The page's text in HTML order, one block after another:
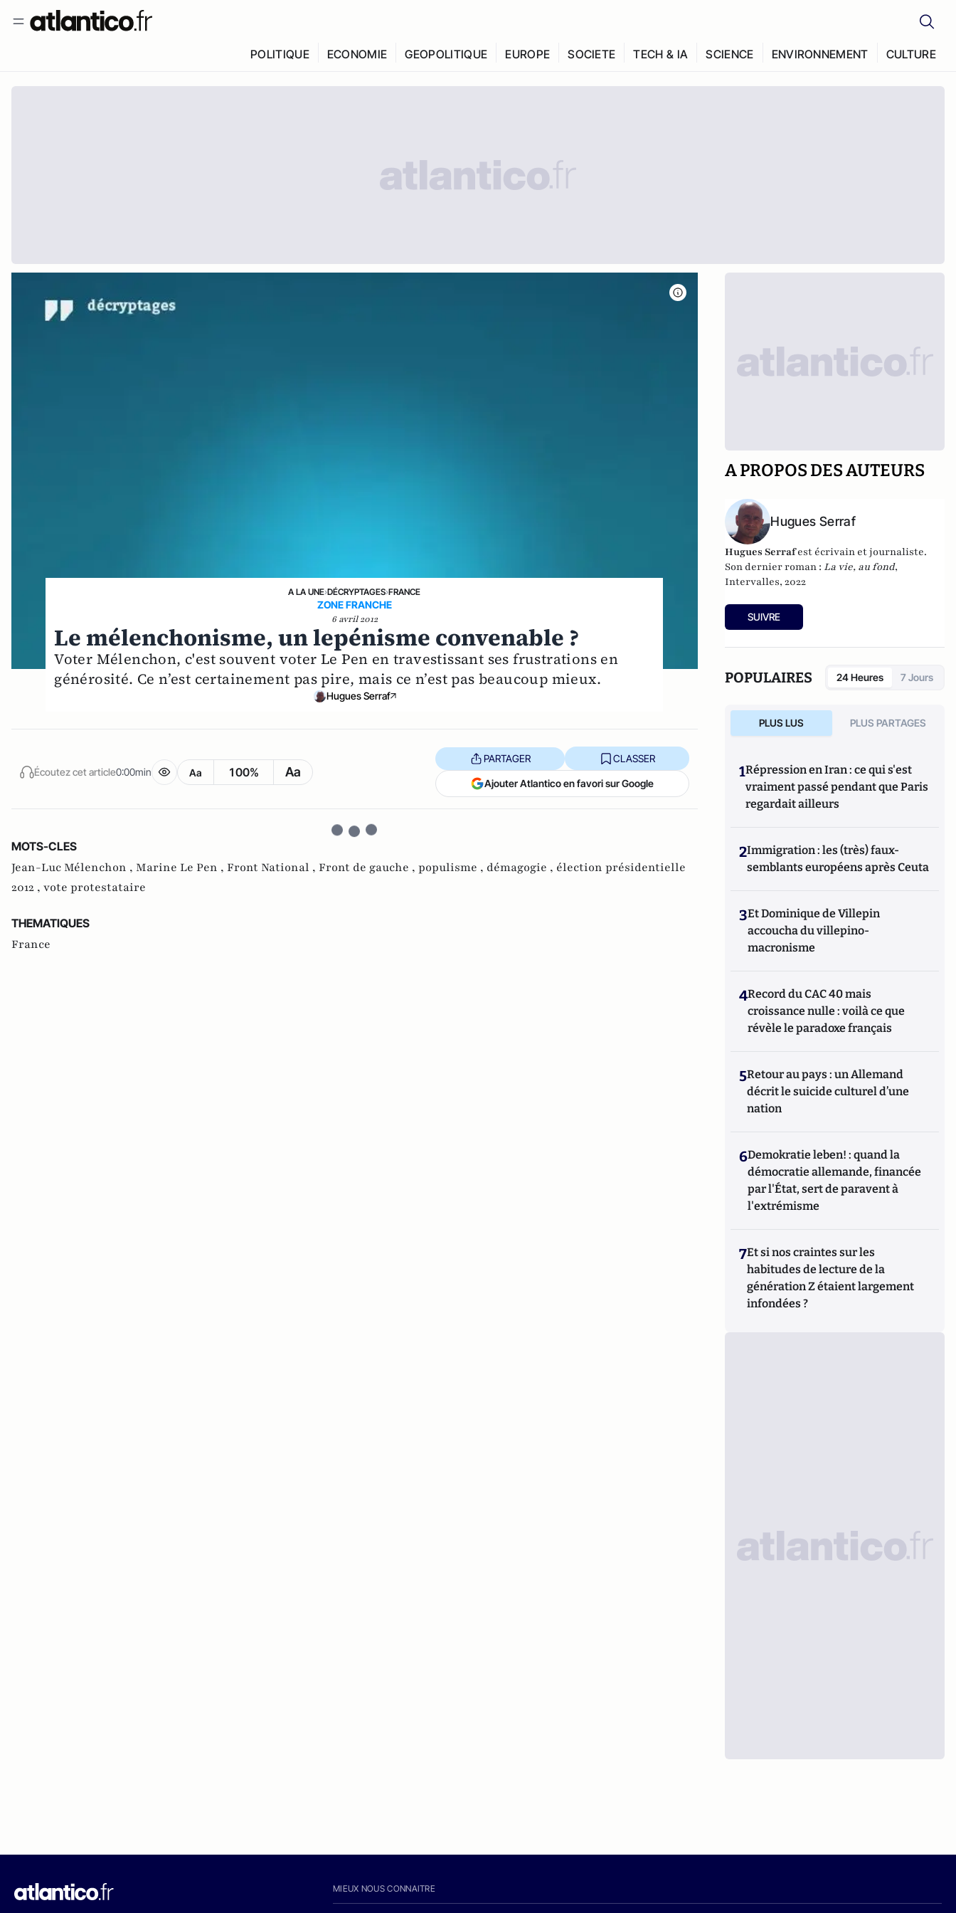
POLITIQUE ECONOMIE GEOPOLITIQUE EUROPE SOCIETE TECH & IA SCIENCE ENVIRONNEMENT CULTURE
A LA UNE›DÉCRYPTAGES›FRANCE
ZONE FRANCHE
6 avril 2012
Le mélenchonisme, un lepénisme convenable ?
Voter Mélenchon, c'est souvent voter Le Pen en travestissant ses frustrations en
générosité. Ce n’est certainement pas pire, mais ce n’est pas beaucoup mieux.
Hugues Serraf
Écoutez cet article0:00min Aa 100% Aa
PARTAGER CLASSER
Ajouter Atlantico en favori sur Google
MOTS-CLES
Jean-Luc Mélenchon , Marine Le Pen , Front National , Front de gauche , populisme , démagogie , élection présidentielle
2012 , vote protestataire
THEMATIQUES
France
A PROPOS DES AUTEURS
Hugues Serraf
Hugues Serrafest écrivain et journaliste.
Son dernier roman : La vie, au fond,
Intervalles, 2022
SUIVRE
POPULAIRES 24 Heures 7 Jours
PLUS LUS PLUS PARTAGES
1Répression en Iran : ce qui s'est
vraiment passé pendant que Paris
regardait ailleurs
2Immigration : les (très) faux-
semblants européens après Ceuta
3Et Dominique de Villepin
accoucha du villepino-
macronisme
4Record du CAC 40 mais
croissance nulle : voilà ce que
révèle le paradoxe français
5Retour au pays : un Allemand
décrit le suicide culturel d’une
nation
6Demokratie leben! : quand la
démocratie allemande, financée
par l'État, sert de paravent à
l'extrémisme
7Et si nos craintes sur les
habitudes de lecture de la
génération Z étaient largement
infondées ?
MIEUX NOUS CONNAITRE